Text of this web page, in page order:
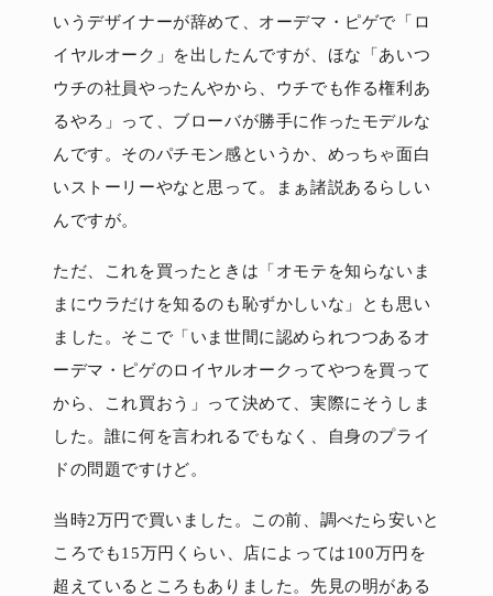
いうデザイナーが辞めて、オーデマ・ピゲで「ロ
イヤルオーク」を出したんですが、ほな「あいつ
ウチの社員やったんやから、ウチでも作る権利あ
るやろ」って、ブローバが勝手に作ったモデルな
んです。そのパチモン感というか、めっちゃ面白
いストーリーやなと思って。まぁ諸説あるらしい
んですが。
ただ、これを買ったときは「オモテを知らないま
まにウラだけを知るのも恥ずかしいな」とも思い
ました。そこで「いま世間に認められつつあるオ
ーデマ・ピゲのロイヤルオークってやつを買って
から、これ買おう」って決めて、実際にそうしま
した。誰に何を言われるでもなく、自身のプライ
ドの問題ですけど。
当時2万円で買いました。この前、調べたら安いと
ころでも15万円くらい、店によっては100万円を
超えているところもありました。先見の明がある